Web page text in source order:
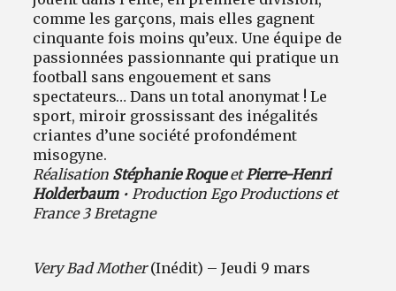
comme les garçons, mais elles gagnent
cinquante fois moins qu’eux. Une équipe de
passionnées passionnante qui pratique un
football sans engouement et sans
spectateurs… Dans un total anonymat ! Le
sport, miroir grossissant des inégalités
criantes d’une société profondément
misogyne.
Réalisation Stéphanie RoqueetPierre-Henri
Holderbaum• Production Ego Productions et
France 3 Bretagne
Very Bad Mother(Inédit) – Jeudi 9 mars